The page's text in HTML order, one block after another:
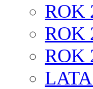
ROK
ROK
ROK